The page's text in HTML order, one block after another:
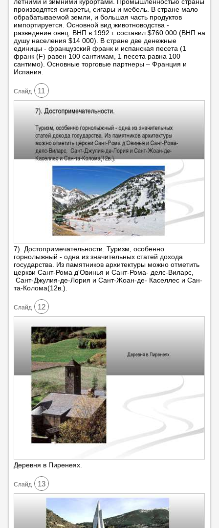
производятся сигареты, сигары и мебель. В стране мало
обрабатываемой земли, и большая часть продуктов
импортируется. Основной вид животноводства -
разведение овец. ВНП в 1992 г. составил $760 000 (ВНП на
душу населения $14 000). В стране две денежные
единицы - французский франк и испанская песета (1
франк (F) равен 100 сантимам, 1 песета равна 100
сантимо). Основные торговые партнеры – Франция и
Испания.
Cлайд 11
7). Достопримечательности. Туризм, особенно
горнолыжный - одна из значительных статей дохода
государства. Из памятников архитектуры можно отметить
церкви Сант-Рома д'Овинья и Сант-Рома- делс-Виларс,
Сант-Джулия-де-Лория и Сант-Жоан-де- Каселлес и Сан-
та-Колома(12в.).
Cлайд 12
Деревня в Пиренеях.
Cлайд 13